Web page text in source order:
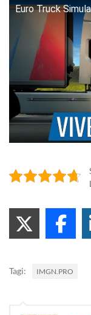
Euro Truck
Tagi: IMGN.PRO